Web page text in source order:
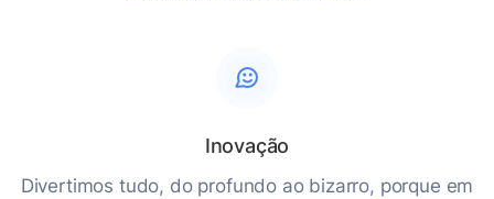
Inovação
Divertimos tudo, do profundo ao bizarro, porque em